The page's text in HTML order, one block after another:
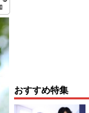
おすすめ特集